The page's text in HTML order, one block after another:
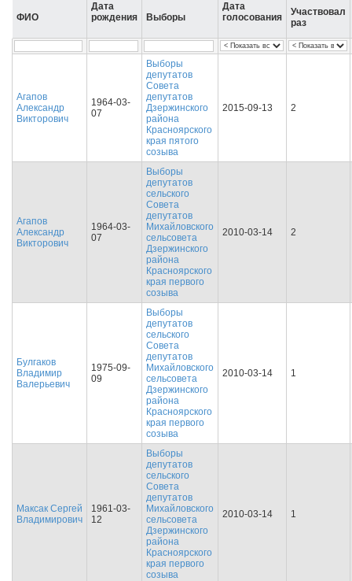
ФИО
Дата
рождения
Выборы
Дата
голосования
Участвовал
раз
Агапов
Александр
Викторович
1964-03-
07
Выборы
депутатов
Совета
депутатов
Дзержинского
района
Красноярского
края пятого
созыва
2015-09-13 2
Агапов
Александр
Викторович
1964-03-
07
Выборы
депутатов
сельского
Совета
депутатов
Михайловского
сельсовета
Дзержинского
района
Красноярского
края первого
созыва
2010-03-14 2
Булгаков
Владимир
Валерьевич
1975-09-
09
Выборы
депутатов
сельского
Совета
депутатов
Михайловского
сельсовета
Дзержинского
района
Красноярского
края первого
созыва
2010-03-14 1
Максак Сергей
Владимирович
1961-03-
12
Выборы
депутатов
сельского
Совета
депутатов
Михайловского
сельсовета
Дзержинского
района
Красноярского
края первого
созыва
2010-03-14 1